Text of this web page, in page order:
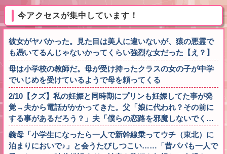
今アクセスが集中しています！
彼女がヤバかった。見た目は美人に違いないが、猿の悪霊で
も憑いてるんじゃないかってくらい強烈な女だった【え？】
母は小学校の教師だ。母が受け持ったクラスの女の子が中学
でいじめを受けているようで母を頼ってくる
2/10【クズ】私の妊娠と同時期にプリンも妊娠してた事が発
覚→夫から電話がかかってきた。父「娘に代われ？その前に
する事があるだろう？」夫「僕らの恋路を邪魔しないでく…
義母「小学生になったら一人で新幹線乗ってウチ（東北）に
泊まりにおいで♪」と会うたびしつこい……「昔パパも一人で